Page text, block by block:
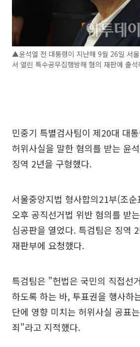
▲윤석열 전 대통령이 지난해 9월 26일 서
서 열린 특수공무집행방해 혐의 재판에 출
민중기 특별검사팀이 제20대 대
허위사실을 말한 혐의를 받는 윤
징역 2년을 구형했다.
서울중앙지법 형사합의21부(조
오후 공직선거법 위반 혐의를 받
심공판을 열었다. 특검팀은 징역
재판부에 요청했다.
특검팀은 "헌법은 국민의 직접선
하도록 하는 바, 투표권을 행사하
단에 영향 미치는 허위사실 공표
죄"라고 지적했다.